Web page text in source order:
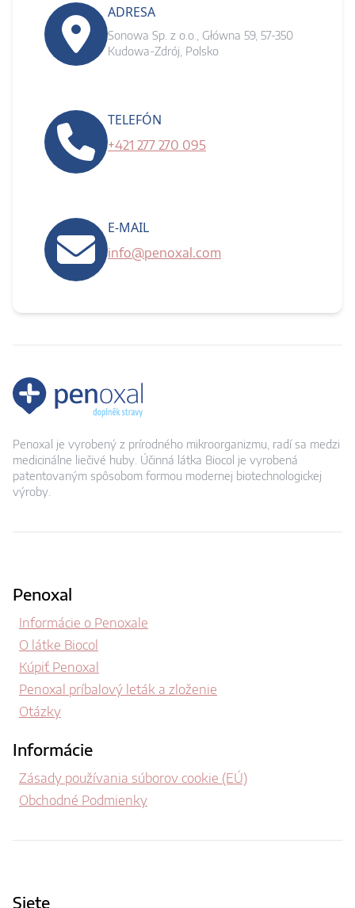
ADRESA
Sonowa Sp. z o.o., Główna 59, 57-350
Kudowa-Zdrój, Polsko
TELEFÓN
+421 277 270 095
E-MAIL
info@penoxal.com
Penoxal je vyrobený z prírodného mikroorganizmu, radí sa medzi
medicinálne liečivé huby. Účinná látka Biocol je vyrobená
patentovaným spôsobom formou modernej biotechnologickej
výroby.
Penoxal
Informácie o Penoxale
O látke Biocol
Kúpiť Penoxal
Penoxal príbalový leták a zloženie
Otázky
Informácie
Zásady používania súborov cookie (EÚ)
Obchodné Podmienky
Siete